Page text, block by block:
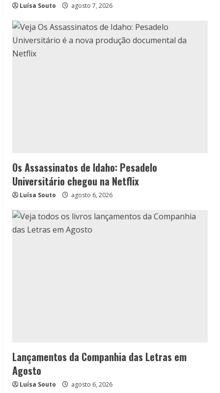
Luísa Souto agosto 7, 2026
Os Assassinatos de Idaho: Pesadelo
Universitário chegou na Netflix
Luísa Souto agosto 6, 2026
Lançamentos da Companhia das Letras em
Agosto
Luísa Souto agosto 6, 2026